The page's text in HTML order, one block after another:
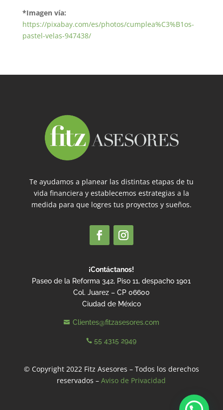
*Imagen vía:
https://pixabay.com/es/photos/cumplea%C3%B1os-
pastel-velas-947438/
Te ayudamos a planear las distintas etapas de tu
vida financiera y establecemos estrategias a la
medida para que logres tus proyectos y sueños.
¡Contáctanos!
Paseo de la Reforma 342, Piso 11, despacho 1901
Col. Juarez – CP 06600
Ciudad de México
 Clientes@fitzasesores.com
 55 4315 2949
© Copyright 2022 Fitz Asesores – Todos los derechos
reservados –Aviso de Privacidad